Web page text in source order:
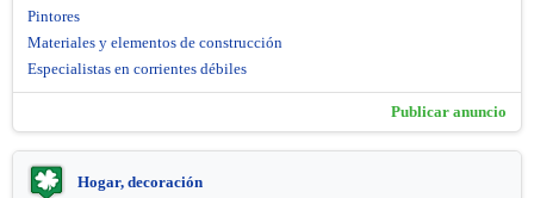
Pintores
Materiales y elementos de construcción
Especialistas en corrientes débiles
Publicar anuncio
Hogar, decoración